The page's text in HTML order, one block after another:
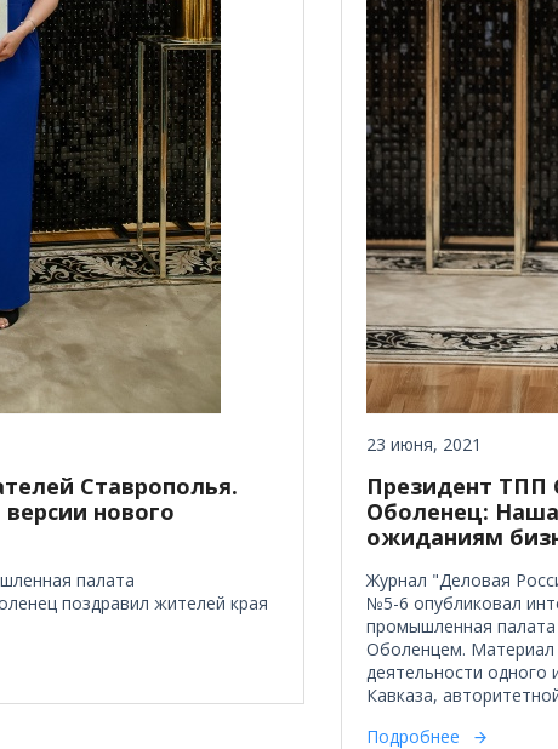
Ставрополья.
нового
палата
поздравил жителей края
23 июня, 2021
Президент ТПП
Оболенец: Наша
ожиданиям
Журнал "Деловая
№5-6 опубликовал
промышленная
Оболенцем. Материал
деятельности
Кавказа,
Подробнее